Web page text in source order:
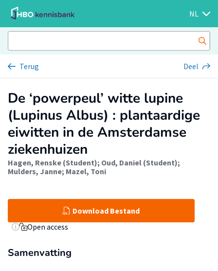
NL
Terug Deel
De ‘powerpeul’ witte lupine
(Lupinus Albus) : plantaardige
eiwitten in de Amsterdamse
ziekenhuizen
Hagen, Renske (Student); Oud, Daniel (Student);
Mulders, Janne; Mazel, Toni
Download Bestand
Open access
Samenvatting